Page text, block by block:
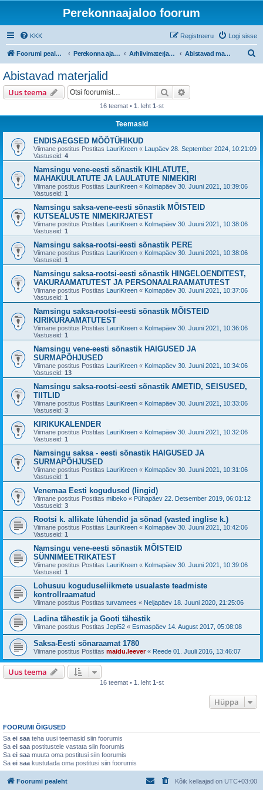
Perekonnaajaloo foorum
KKK Logi sisse
Registreeru
Foorumi pealeht Perekonna ajalugu Arhiivimaterjalidest välja lugemine Abistavad materjalid
Abistavad materjalid
Uus teema Otsi
16 teemat • 1 . leht 1-st
Teemasid
ENDISAEGSED MÕÕTÜHIKUD
Viimane postitus Postitas LauriKreen « Laupäev 28. September 2024, 10:21:09
Vastuseid: 4
Namsingu vene-eesti sõnastik KIHLATUTE,
MAHAKUULATUTE JA LAULATUTE NIMEKIRI
Viimane postitus Postitas LauriKreen « Kolmapäev 30. Juuni 2021, 10:39:06
Vastuseid: 1
Namsingu saksa-vene-eesti sõnastik MÕISTEID
KUTSEALUSTE NIMEKIRJATEST
Viimane postitus Postitas LauriKreen « Kolmapäev 30. Juuni 2021, 10:38:06
Vastuseid: 1
Namsingu saksa-rootsi-eesti sõnastik PERE
Viimane postitus Postitas LauriKreen « Kolmapäev 30. Juuni 2021, 10:38:06
Vastuseid: 1
Namsingu saksa-rootsi-eesti sõnastik HINGELOENDITEST,
VAKURAAMATUTEST JA PERSONAALRAAMATUTEST
Viimane postitus Postitas LauriKreen « Kolmapäev 30. Juuni 2021, 10:37:06
Vastuseid: 1
Namsingu saksa-rootsi-eesti sõnastik MÕISTEID
KIRIKURAAMATUTEST
Viimane postitus Postitas LauriKreen « Kolmapäev 30. Juuni 2021, 10:36:06
Vastuseid: 1
Namsingu vene-eesti sõnastik HAIGUSED JA
SURMAPÕHJUSED
Viimane postitus Postitas LauriKreen « Kolmapäev 30. Juuni 2021, 10:34:06
Vastuseid: 13
Namsingu saksa-rootsi-eesti sõnastik AMETID, SEISUSED,
TIITLID
Viimane postitus Postitas LauriKreen « Kolmapäev 30. Juuni 2021, 10:33:06
Vastuseid: 3
KIRIKUKALENDER
Viimane postitus Postitas LauriKreen « Kolmapäev 30. Juuni 2021, 10:32:06
Vastuseid: 1
Namsingu saksa - eesti sõnastik HAIGUSED JA
SURMAPÕHJUSED
Viimane postitus Postitas LauriKreen « Kolmapäev 30. Juuni 2021, 10:31:06
Vastuseid: 1
Venemaa Eesti kogudused (lingid)
Viimane postitus Postitas mibeko « Pühapäev 22. Detsember 2019, 06:01:12
Vastuseid: 3
Rootsi k. allikate lühendid ja sõnad (vasted inglise k.)
Viimane postitus Postitas LauriKreen « Kolmapäev 30. Juuni 2021, 10:42:06
Vastuseid: 1
Namsingu vene-eesti sõnastik MÕISTEID
SÜNNIMEETRIKATEST
Viimane postitus Postitas LauriKreen « Kolmapäev 30. Juuni 2021, 10:39:06
Vastuseid: 1
Lohusuu koguduseliikmete usualaste teadmiste
kontrollraamatud
Viimane postitus Postitas turvamees « Neljapäev 18. Juuni 2020, 21:25:06
Ladina tähestik ja Gooti tähestik
Viimane postitus Postitas Jepi52 « Esmaspäev 14. August 2017, 05:08:08
Saksa-Eesti sõnaraamat 1780
Viimane postitus Postitas maidu.leever« Reede 01. Juuli 2016, 13:46:07
Uus teema
16 teemat • 1 . leht 1-st
Hüppa
FOORUMI ÕIGUSED
Sa ei saa teha uusi teemasid siin foorumis
Sa ei saa postitustele vastata siin foorumis
Sa ei saa muuta oma postitusi siin foorumis
Sa ei saa kustutada oma postitusi siin foorumis
Foorumi pealeht Kõik kellaajad on UTC+03:00